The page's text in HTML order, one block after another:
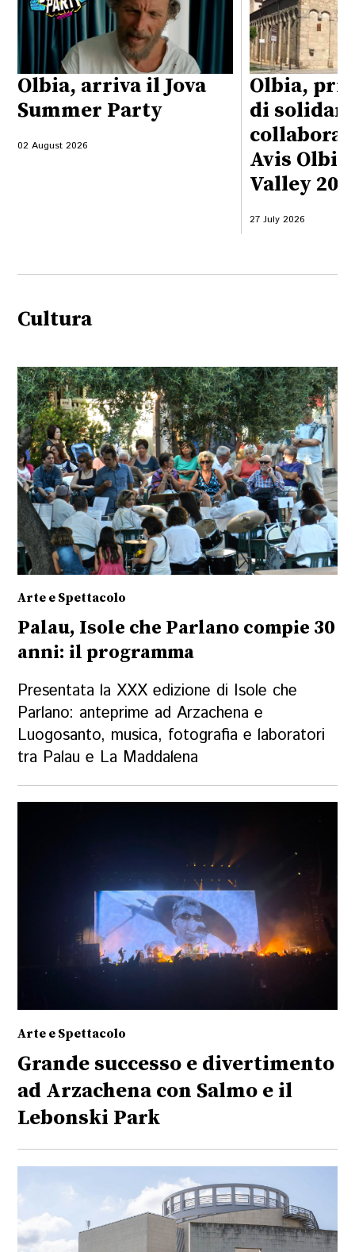
Olbia, arriva il Jova
Summer Party
02 August 2026
Olbia,
di
Avis Olbia
Valley
27 July 2026
Cultura
Arte e Spettacolo
Palau, Isole che Parlano compie 30
anni: il programma
Presentata la XXX edizione di Isole che
Parlano: anteprime ad Arzachena e
Luogosanto, musica, fotografia e laboratori
tra Palau e La Maddalena
Arte e Spettacolo
Grande successo e divertimento
ad Arzachena con Salmo e il
Lebonski Park